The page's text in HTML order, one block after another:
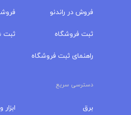
فروش در راندنو
ثبت فروشگاه
راهنمای ثبت فروشگاه
ثبت
دسترسی سریع
برق ابزار